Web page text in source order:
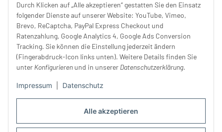
Alle akzeptieren
Durch Klicken auf „Alle akzeptieren“ gestatten Sie den Einsatz
folgender Dienste auf unserer Website: YouTube, Vimeo,
Brevo, ReCaptcha, PayPal Express Checkout und
Ratenzahlung, Google Analytics 4, Google Ads Conversion
Tracking. Sie können die Einstellung jederzeit ändern
(Fingerabdruck-Icon links unten). Weitere Details finden Sie
unter Konfigurieren und in unserer Datenschutzerklärung.
Impressum Datenschutz
Samstag:
10 - 14 Uhr
Unser Service
Rechtliches